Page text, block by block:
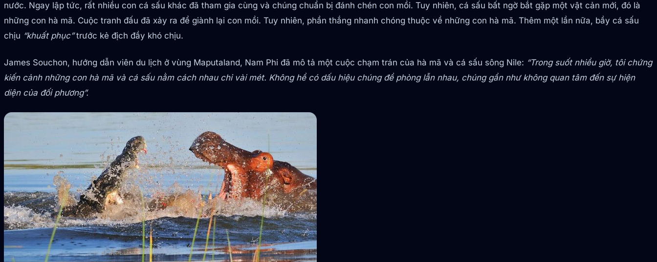
nước. Ngay lập tức, rất nhiều con cá sấu khác đã tham gia cùng và chúng chuẩn bị đánh chén con mồi. Tuy nhiên, cá sấu bất ngờ bắt gặp một vật cản mới, đó là
những con hà mã. Cuộc tranh đấu đã xảy ra để giành lại con mồi. Tuy nhiên, phần thắng nhanh chóng thuộc về những con hà mã. Thêm một lần nữa, bầy cá sấu
chịu “khuất phục”trước kẻ địch đầy khó chịu.
James Souchon, hướng dẫn viên du lịch ở vùng Maputaland, Nam Phi đã mô tả một cuộc chạm trán của hà mã và cá sấu sông Nile: “Trong suốt nhiều giờ, tôi chứng
kiến cảnh những con hà mã và cá sấu nằm cách nhau chỉ vài mét. Không hề có dấu hiệu chúng đề phòng lẫn nhau, chúng gần như không quan tâm đến sự hiện
diện của đối phương”.